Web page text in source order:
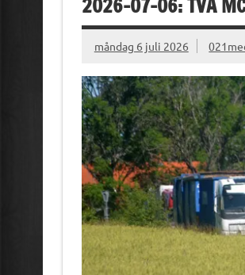
2026-07-06: TVÅ MC
måndag 6 juli 2026